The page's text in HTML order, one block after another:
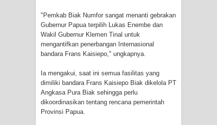
Polres Jayapura Terima Laporan
Hilangnya Agustina Ester Bonsapia
Marthen Medlama Sebut Pemprov
Papua Siapkan 1000 Kuota Beasiswa
Mace
"Pemkab Biak Numfor sangat menanti gebrakan
Gubernur Papua terpilih Lukas Enembe dan
Wakil Gubernur Klemen Tinal untuk
mengantifkan penerbangan Internasional
bandara Frans Kaisiepo," ungkapnya.
Ia mengakui, saat ini semua fasilitas yang
dimiliki bandara Frans Kaisiepo Biak dikelola PT
Angkasa Pura Biak sehingga perlu
dikoordinasikan tentang rencana pemerintah
Provinsi Papua.